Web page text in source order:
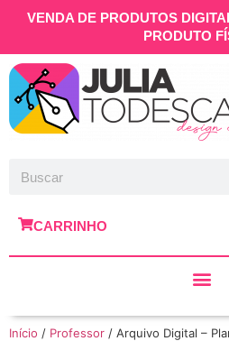
VENDA DE PRODUTOS
PRODUTO
CARRINHO
Início / Professor / Arquivo Digital –